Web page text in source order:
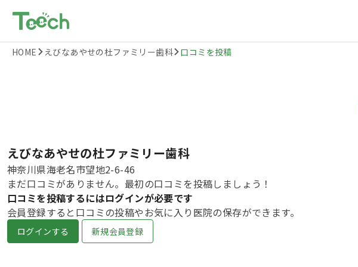
HOME えびなあやせの杜ファミリー歯科 口コミを投稿
えびなあやせの杜ファミリー歯科
神奈川県海老名市望地2-6-46
まだ口コミがありません。最初の口コミを投稿しましょう！
口コミを投稿するにはログインが必要です
会員登録すると口コミの投稿やお気に入り医院の保存ができます。
ログインする 新規会員登録